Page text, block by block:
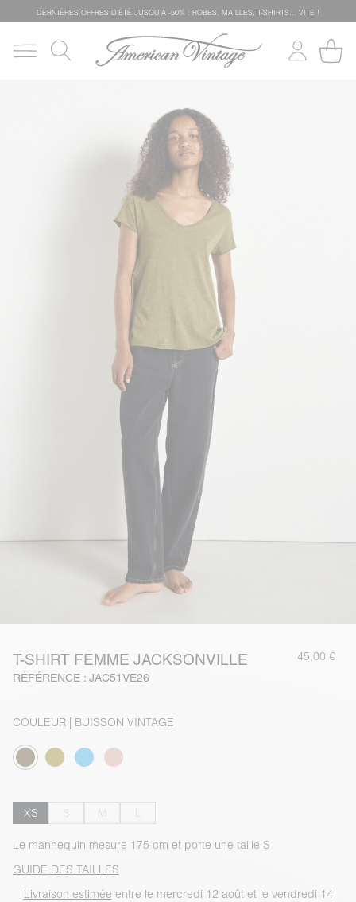
DERNIÈRES OFFRES D'ÉTÊ JUSQU'À -50% : ROBES, MAILLES, T-SHIRTS... VITE !
T-SHIRT FEMME JACKSONVILLE
RÉFÉRENCE : JAC51VE26
45,00 €
COULEUR | BUISSON VINTAGE
XS
Le mannequin mesure 175 cm et porte une taille S
GUIDE DES TAILLES
Livraison estimée entre le mercredi 12 août et le vendredi 14